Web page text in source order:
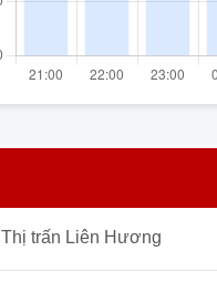
Thị trấn Liên Hương